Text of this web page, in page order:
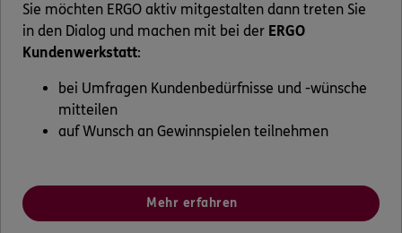
Sie möchten ERGO aktiv mitgestalten dann treten Sie
in den Dialog und machen mit bei der ERGO
Kundenwerkstatt:
bei Umfragen Kundenbedürfnisse und -wünsche
mitteilen
auf Wunsch an Gewinnspielen teilnehmen
Mehr erfahren